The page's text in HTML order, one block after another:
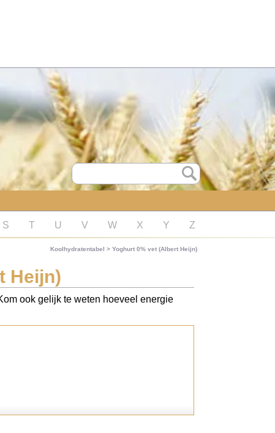
S T U V W X Y Z
Koolhydratentabel > Yoghurt 0% vet (Albert Heijn)
Heijn)
ook gelijk te weten hoeveel energie